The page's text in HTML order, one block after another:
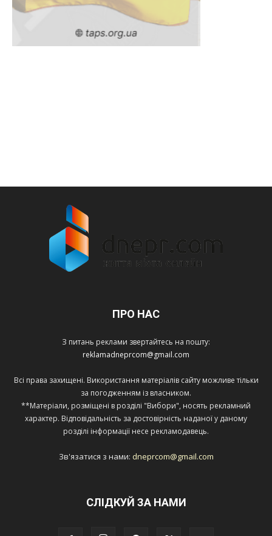
ПРО НАС
З питань реклами звертайтесь на пошту:
reklamadneprcom@gmail.com
Всі права захищені. Використання матеріалів сайту можливе тільки
за погодженням із власником.
**Матеріали, розміщені в розділі "Вибори", носять рекламний
характер. Відповідальність за достовірність наданої у даному
розділі інформації несе рекламодавець.
Зв'язатися з нами: dneprcom@gmail.com
СЛІДКУЙ ЗА НАМИ